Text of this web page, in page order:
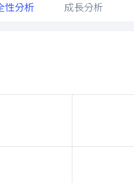
性分析 成長分析